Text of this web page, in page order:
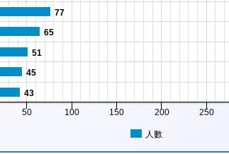
77
65
51
45
43
人數
50 100 150 200 250